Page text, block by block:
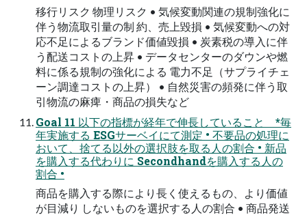
移⾏リスク 物理リスク • 気候変動関連の規制強化に
伴う物流取引量の制 約、売上毀損 • 気候変動への対
応不⾜によるブランド価値毀損 • 炭素税の導⼊に伴
う配送コストの上昇 • データセンターのダウンや燃
料に係る規制の強化による 電⼒不⾜（サプライチェ
ーン調達コストの上昇） • ⾃然災害の頻発に伴う取
引物流の⿇痺・商品の損失など
Goal 11 以下の指標が経年で伸⻑していること *毎
年実施する ESGサーベイにて測定 • 不要品の処理に
おいて、捨てる以外の選択肢を取る⼈の割合 • 新品
を購⼊する代わりに Secondhandを購⼊する⼈の
割合 •
商品を購⼊する際により⻑く使えるもの、より価値
が⽬減り しないものを選択する⼈の割合 • 商品発送